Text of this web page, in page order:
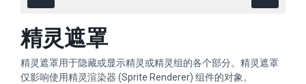
精灵遮罩
精灵遮罩用于隐藏或显示精灵或精灵组的各个部分。精灵遮罩
仅影响使用精灵渲染器 (Sprite Renderer) 组件的对象。